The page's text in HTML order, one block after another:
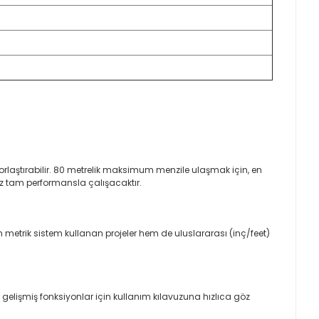
80 metrelik maksimum menzile ulaşmak için, en
tam performansla çalışacaktır.
metrik sistem kullanan projeler hem de uluslararası (inç/feet)
fonksiyonlar için kullanım kılavuzuna hızlıca göz